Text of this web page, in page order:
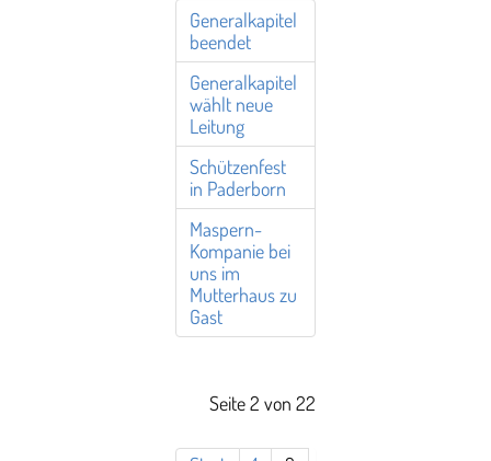
Generalkapitel
beendet
Generalkapitel
wählt neue
Leitung
Schützenfest
in Paderborn
Maspern-
Kompanie bei
uns im
Mutterhaus zu
Gast
Seite 2 von 22